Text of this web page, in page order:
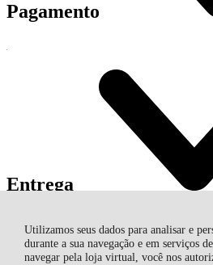
Utilizamos seus dados para analisar e
durante a sua navegação e em serviços
navegar pela loja virtual, você nos
Pagamento
Entrega
Correios
RODASSO - DISTRIBUIDORA DE